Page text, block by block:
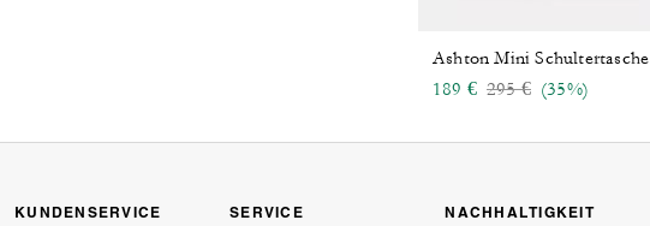
Ashton Mini Schultertasche
189 € Price reduced from
295 €to(35%)
KUNDENSERVICE SERVICE NACHHALTIGKEIT